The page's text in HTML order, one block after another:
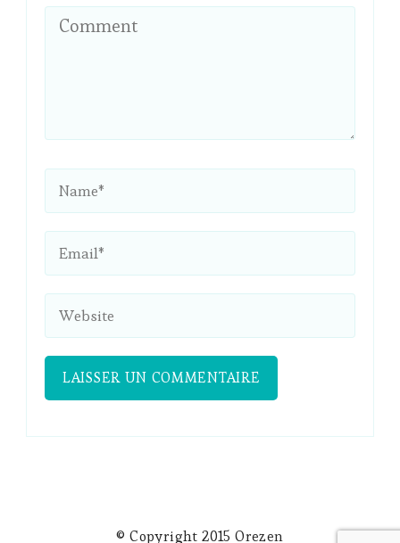
© Copyright 2015 Orezen